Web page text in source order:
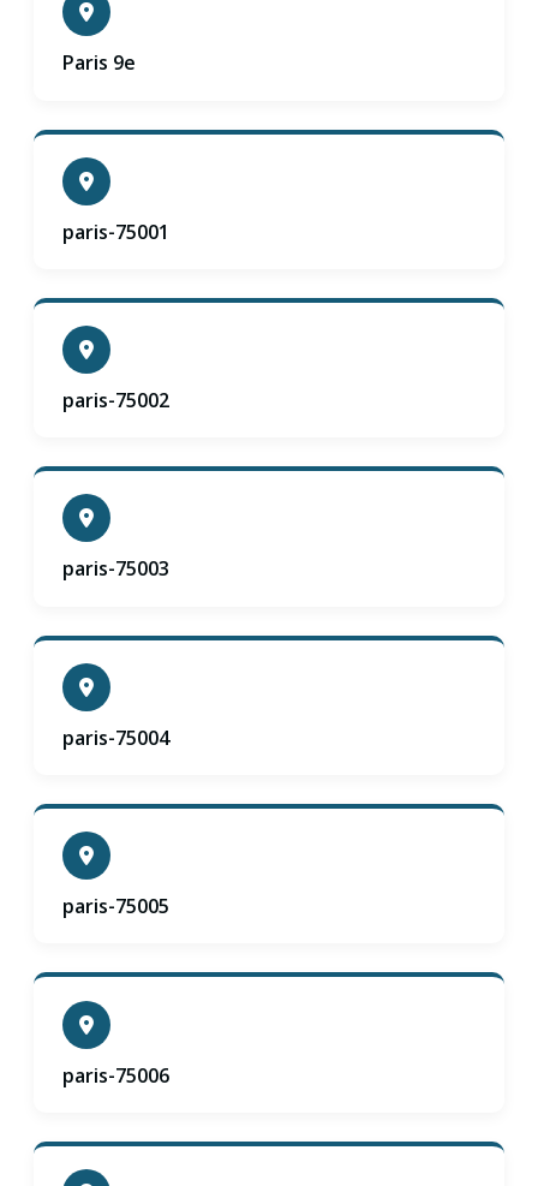
Paris 9e
paris-75001
paris-75002
paris-75003
paris-75004
paris-75005
paris-75006